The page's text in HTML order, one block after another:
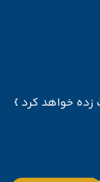
خواهد کرد }